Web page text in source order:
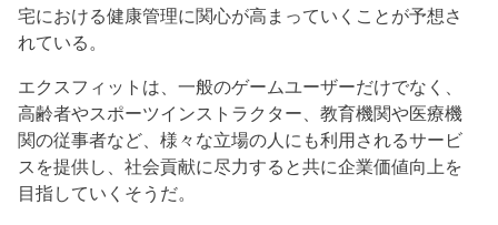
宅における健康管理に関心が高まっていくことが予想さ
れている。
エクスフィットは、一般のゲームユーザーだけでなく、
高齢者やスポーツインストラクター、教育機関や医療機
関の従事者など、様々な立場の人にも利用されるサービ
スを提供し、社会貢献に尽力すると共に企業価値向上を
目指していくそうだ。